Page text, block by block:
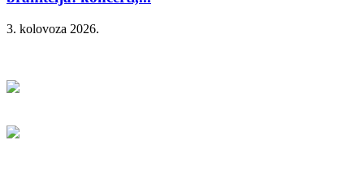
3. kolovoza 2026.